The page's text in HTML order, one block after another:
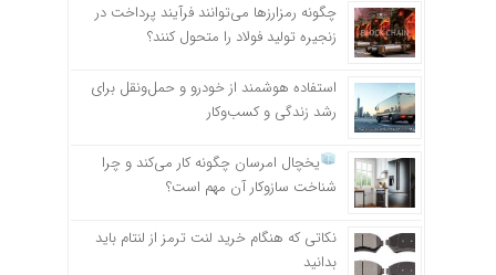
چگونه رمزارزها می‌توانند فرآیند پرداخت در
زنجیره تولید فولاد را متحول کنند؟
استفاده هوشمند از خودرو و حمل‌ونقل برای
رشد زندگی و کسب‌وکار
یخچال امرسان چگونه کار می‌کند و چرا
شناخت سازوکار آن مهم است؟
نکاتی که هنگام خرید لنت ترمز از لنتام باید
بدانید